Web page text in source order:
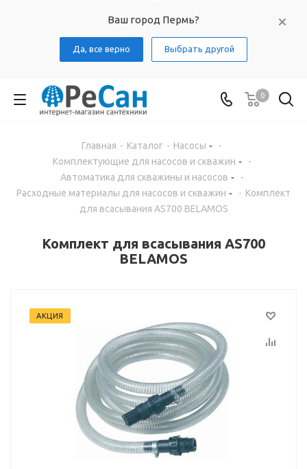
Ваш город Пермь?
Да, все верно Выбрать другой
0
Главная - Каталог - Насосы
-
Комплектующие для насосов и скважин
-
Автоматика для скважины и насосов
-
Расходные материалы для насосов и скважин
- Комплект
для всасывания AS700 BELAMOS
Комплект для всасывания AS700
BELAMOS
АКЦИЯ